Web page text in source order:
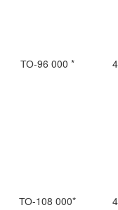
ТО-96 000 *
ТО-108 000*